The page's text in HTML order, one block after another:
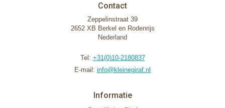
Contact
Zeppelinstraat 39
2652 XB Berkel en Rodenrijs
Nederland
Tel: +31(0)10-2180837
E-mail: info@kleinegiraf.nl
Informatie